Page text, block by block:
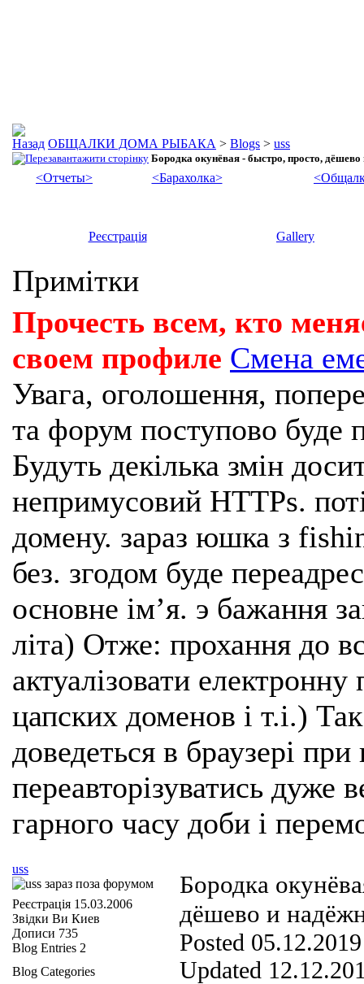
ОБЩАЛКИ ДОМА РЫБАКА > Blogs > uss
Бородка окунёвая - быстро, просто, дёшево
<Отчеты> <Барахолка>
Реєстрація Gallery
Примітки
Прочесть всем, кто
своем профиле Смена
Увага, оголошення,
та форум поступово буде
Будуть декілька змін
непримусовий HTTPs.
домену. зараз юшка з
без. згодом буде
основне імʼя. э бажання
літа) Отже: прохання до
актуалізовати
цапских доменов і т.і.)
доведеться в браузері
переавторізуватись
гарного часу доби і
Бородка
дёшево и
Posted
Updated
uss
Реєстрація 15.03.2006
Звідки Ви Киев
Дописи 735
Blog Entries 2
Blog Categories